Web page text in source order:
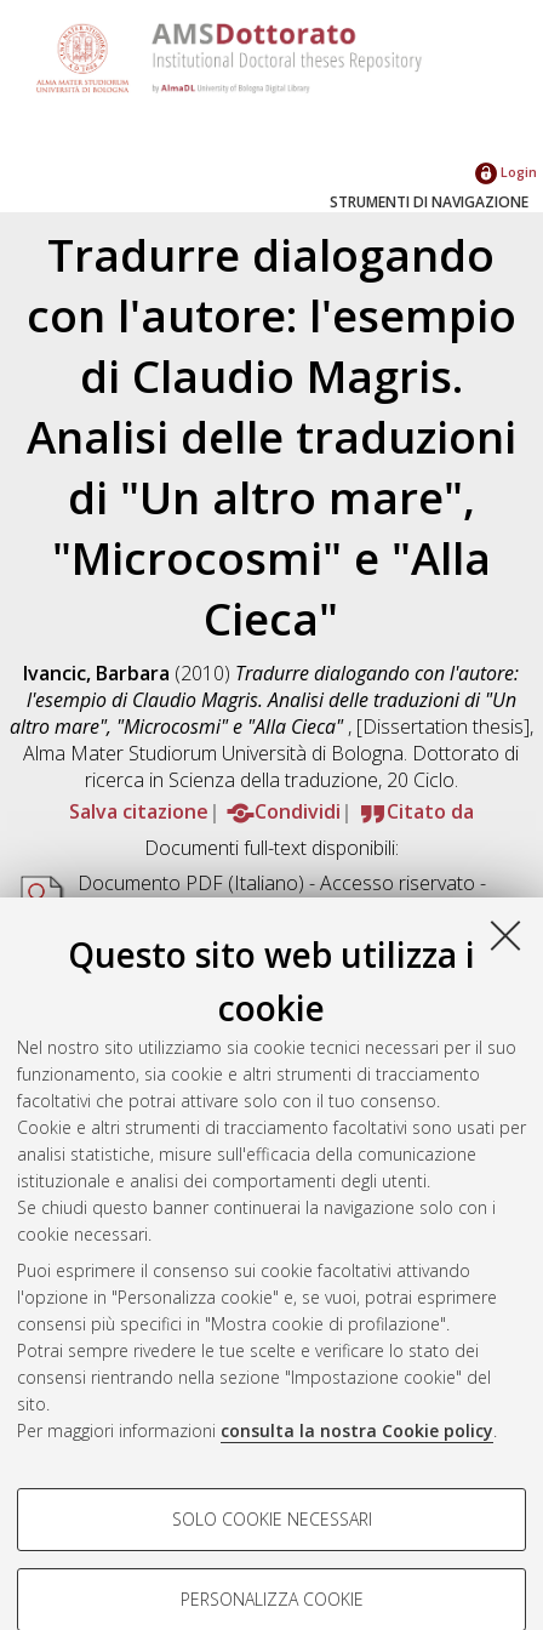
Questo sito web utilizza i
cookie
Nel nostro sito utilizziamo sia cookie tecnici necessari per il suo
funzionamento, sia cookie e altri strumenti di tracciamento
facoltativi che potrai attivare solo con il tuo consenso.
Cookie e altri strumenti di tracciamento facoltativi sono usati per
analisi statistiche, misure sull'efficacia della comunicazione
istituzionale e analisi dei comportamenti degli utenti.
Se chiudi questo banner continuerai la navigazione solo con i
cookie necessari.
Puoi esprimere il consenso sui cookie facoltativi attivando
l'opzione in "Personalizza cookie" e, se vuoi, potrai esprimere
consensi più specifici in "Mostra cookie di profilazione".
Potrai sempre rivedere le tue scelte e verificare lo stato dei
consensi rientrando nella sezione "Impostazione cookie" del
sito.
Per maggiori informazioni consulta la nostra Cookie policy.
COOKIE DI PROFILAZIONE -
Si tratta di cookie utilizzati per analizzare le caratteristiche della
navigazione degli utenti, creare profili in base al loro comportamento
SOLO COOKIE NECESSARI
PERSONALIZZA COOKIE
Login
STRUMENTI DI NAVIGAZIONE
Tradurre dialogando
con l'autore: l'esempio
di Claudio Magris.
Analisi delle traduzioni
di "Un altro mare",
"Microcosmi" e "Alla
Cieca"
Ivancic, Barbara (2010) Tradurre dialogando con l'autore:
l'esempio di Claudio Magris. Analisi delle traduzioni di "Un
altro mare", "Microcosmi" e "Alla Cieca", [Dissertation thesis],
Alma Mater Studiorum Università di Bologna. Dottorato di
ricerca in Scienza della traduzione, 20 Ciclo.
Salva citazione
Condividi
Citato da
Documenti full-text disponibili:
Documento PDF(Italiano) - Accesso riservato -
Acrobat Reader
Download (1MB)
Abstract
Altri metadati
Gestione del documento:
Atom
Rss 1.0
Rss 2.0
ISSN: 2038-7946
Impostazioni Cookie
Informativa sulla privacy
Condizioni d’uso del sito